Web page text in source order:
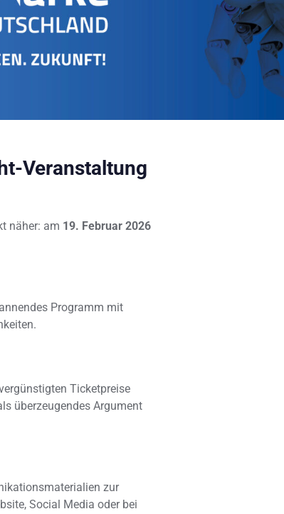
Veranstaltung
näher: am 19. Februar 2026
Programm mit
Ticketpreise
überzeugendes Argument
zur
Social Media oder bei